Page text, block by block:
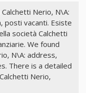
Nerio, N\A:
posti vacanti. Esiste
società Calchetti
We found
N\A: address,
There is a detailed
Nerio,